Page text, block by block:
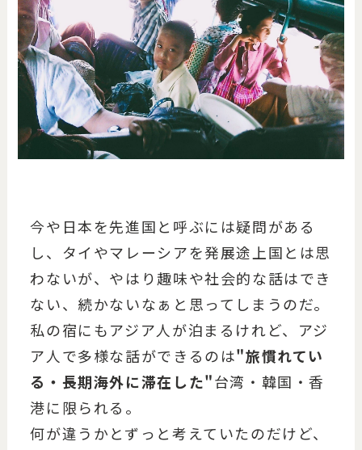
今や日本を先進国と呼ぶには疑問がある
し、タイやマレーシアを発展途上国とは思
わないが、やはり趣味や社会的な話はでき
ない、続かないなぁと思ってしまうのだ。
私の宿にもアジア人が泊まるけれど、アジ
ア人で多様な話ができるのは"旅慣れてい
る・長期海外に滞在した"台湾・韓国・香
港に限られる。
何が違うかとずっと考えていたのだけど、